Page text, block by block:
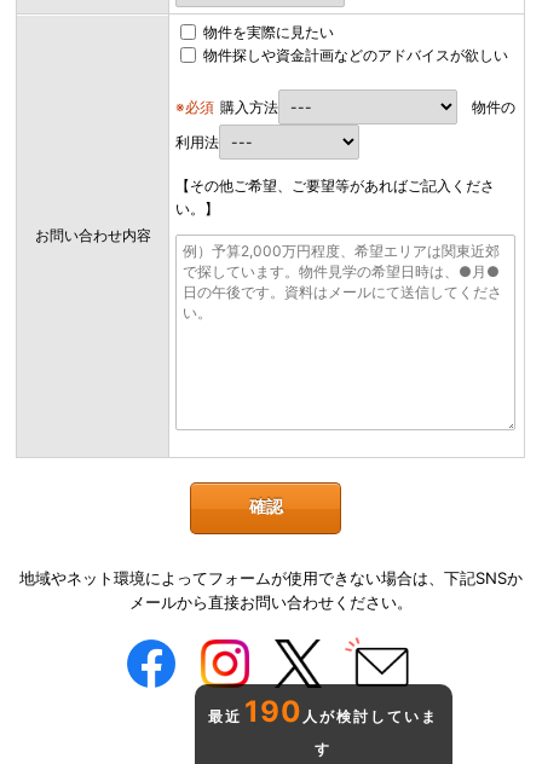
お問い合わせ内容
物件を実際に見たい
物件探しや資金計画などのアドバイスが欲しい
※必須 購入方法
物件の
利用法
【その他ご希望、ご要望等があればご記入くださ
い。】
地域やネット環境によってフォームが使用できない場合は、下記SNSか
メールから直接お問い合わせください。
最近 190 人が検討していま
す